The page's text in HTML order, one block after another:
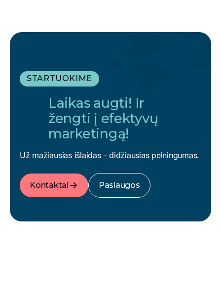
STARTUOKIME
Laikas augti! Ir
žengti į efektyvų
marketingą!
Už mažiausias išlaidas - didžiausias pelningumas.
Kontaktai Paslaugos